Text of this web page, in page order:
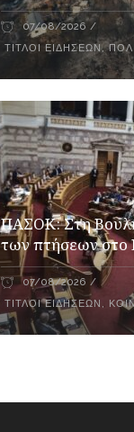
07/08/2026
ΤΊΤΛΟΙ ΕΙΔΉΣΕΩΝ,
ΠΑΣΟΚ: Στη
των πτήσεων στο
07/08/2026
ΤΊΤΛΟΙ ΕΙΔΉΣΕΩΝ ,